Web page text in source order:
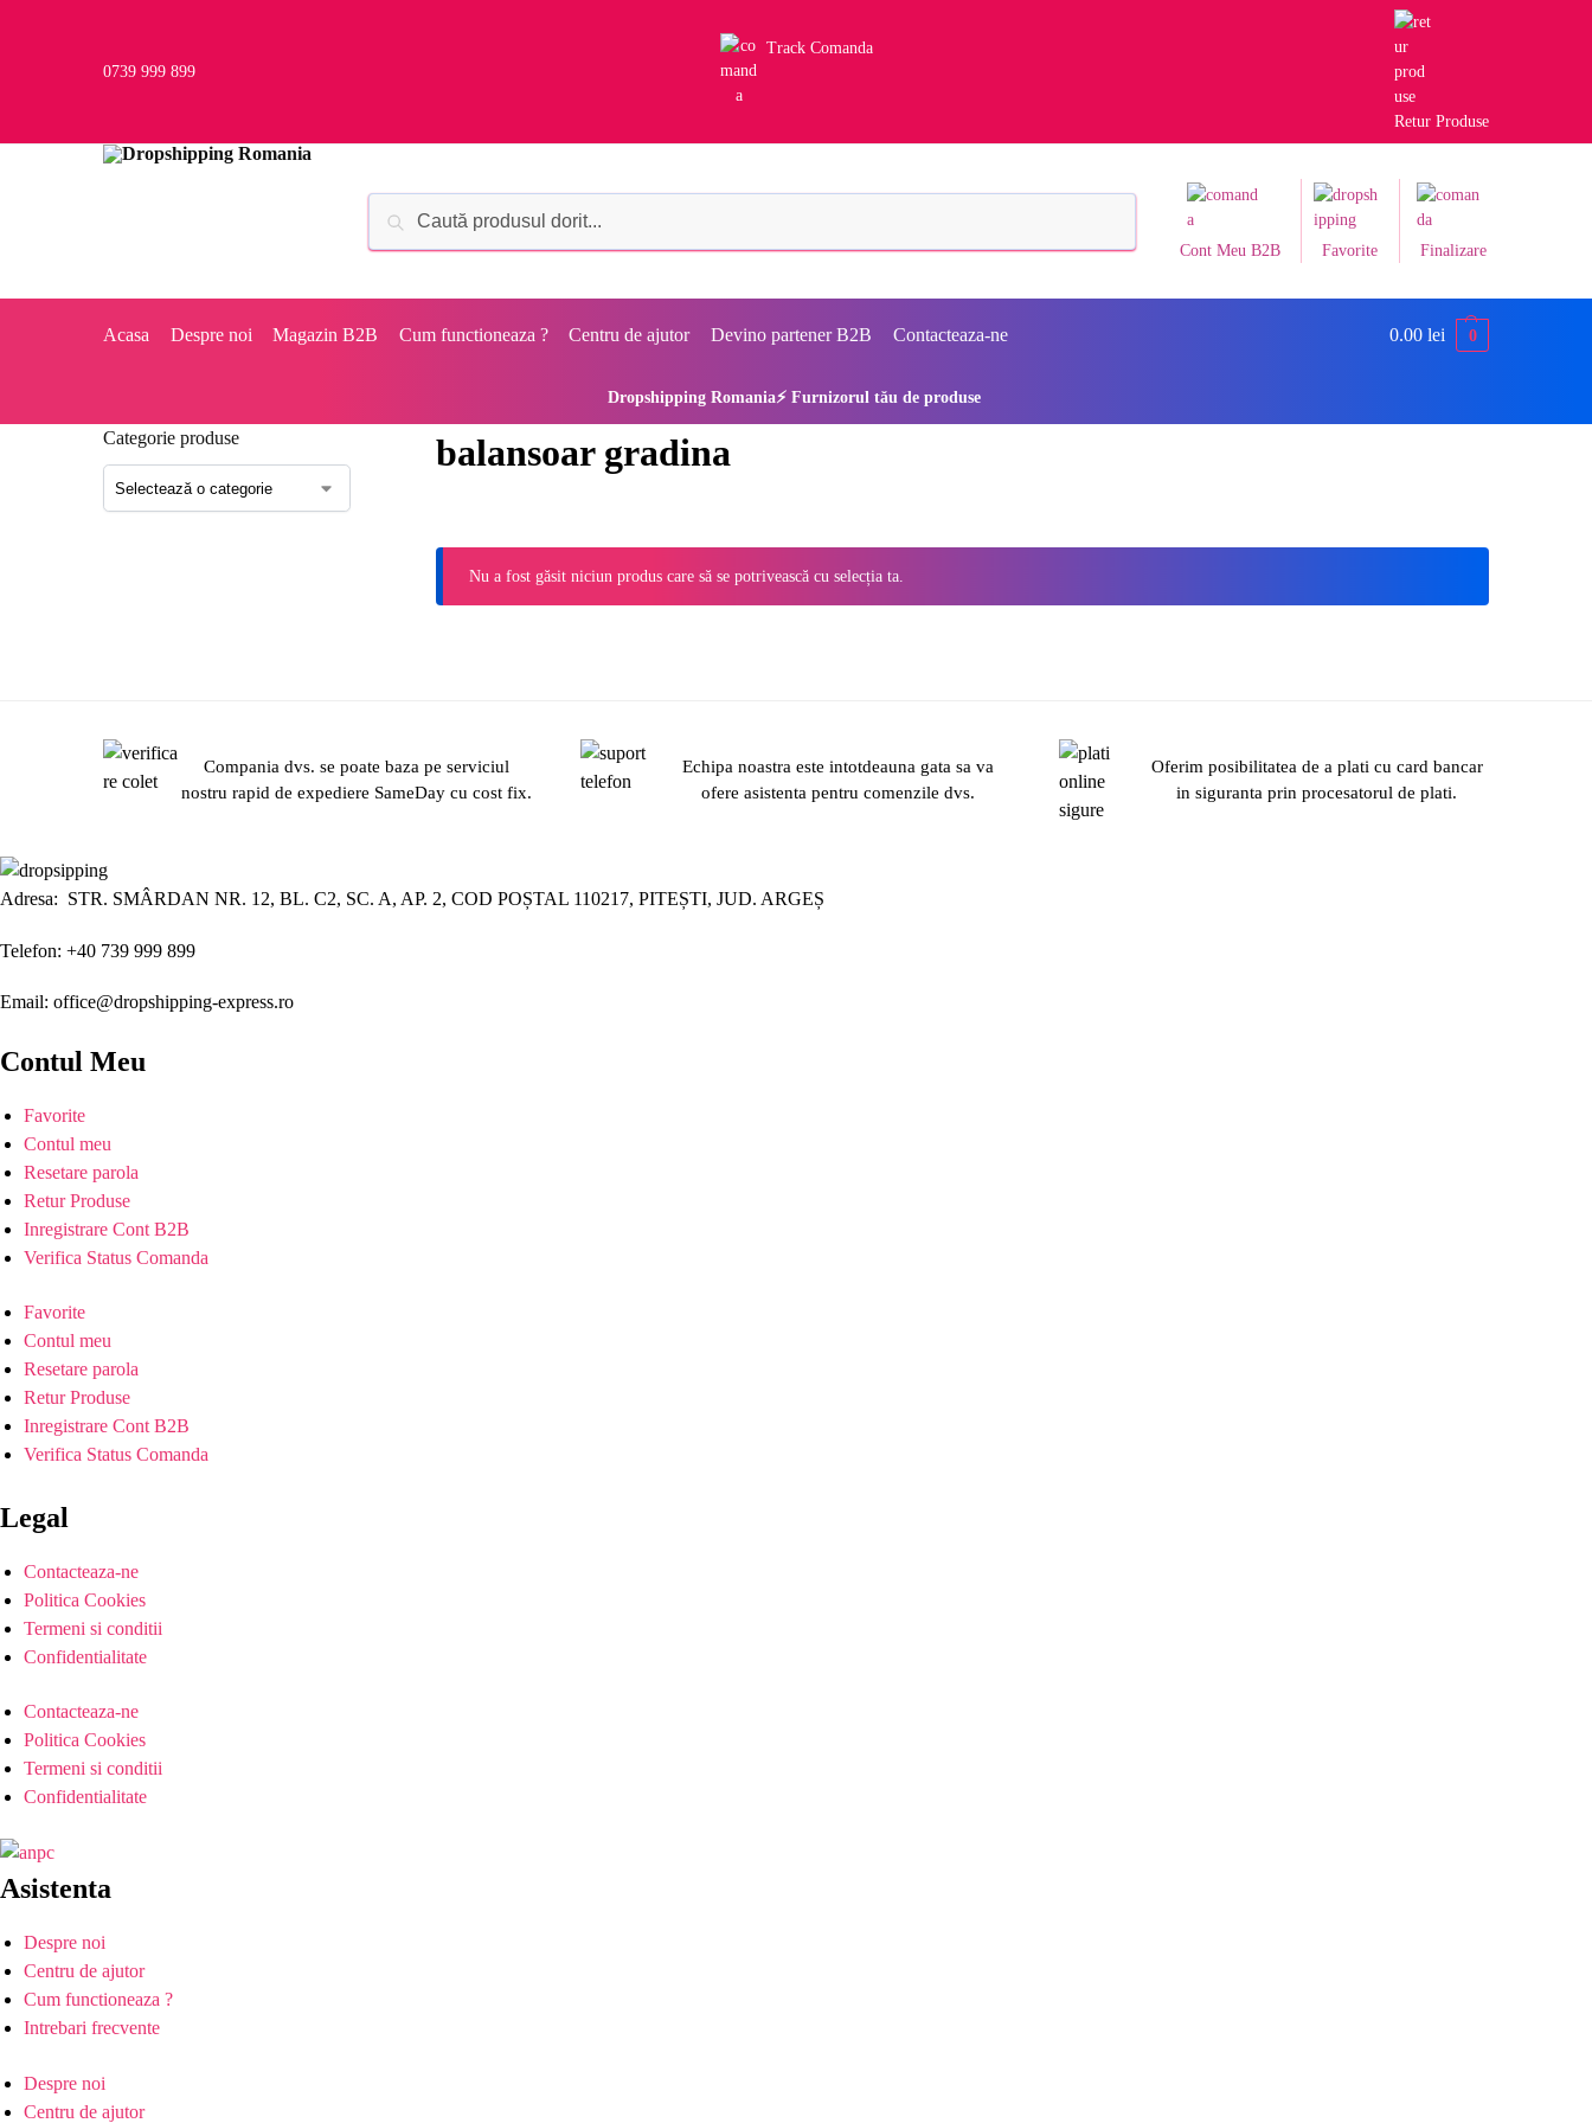
0739 999 899
Track Comanda
Retur Produse
Cont Meu B2B Favorite Finalizare
Acasa Despre noi Magazin B2B Cum functioneaza ? Centru de ajutor Devino partener B2B Contacteaza-ne 0.00 lei 0
Dropshipping Romania⚡ Furnizorul tău de produse
balansoar gradina
Nu a fost găsit niciun produs care să se potrivească cu selecția ta.
Categorie produse
Compania dvs. se poate baza pe serviciul
nostru rapid de expediere SameDay cu cost fix.
Echipa noastra este intotdeauna gata sa va
ofere asistenta pentru comenzile dvs.
Oferim posibilitatea de a plati cu card bancar
in siguranta prin procesatorul de plati.
Adresa: STR. SMÂRDAN NR. 12, BL. C2, SC. A, AP. 2, COD POȘTAL 110217, PITEȘTI, JUD. ARGEȘ
Telefon: +40 739 999 899
Email: office@dropshipping-express.ro
Contul Meu
Favorite
Contul meu
Resetare parola
Retur Produse
Inregistrare Cont B2B
Verifica Status Comanda
Favorite
Contul meu
Resetare parola
Retur Produse
Inregistrare Cont B2B
Verifica Status Comanda
Legal
Contacteaza-ne
Politica Cookies
Termeni si conditii
Confidentialitate
Contacteaza-ne
Politica Cookies
Termeni si conditii
Confidentialitate
Asistenta
Despre noi
Centru de ajutor
Cum functioneaza ?
Intrebari frecvente
Despre noi
Centru de ajutor